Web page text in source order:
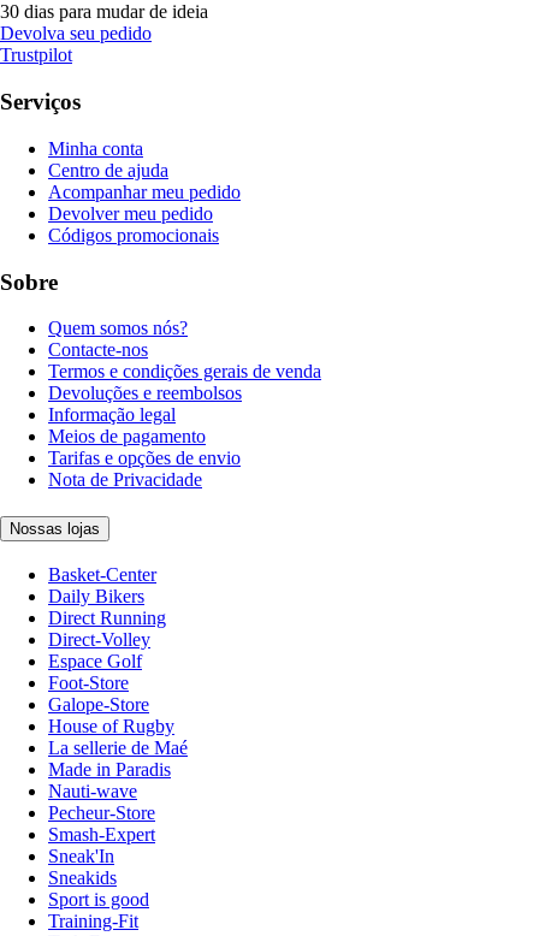
30 dias para mudar de ideia
Devolva seu pedido
Trustpilot
Serviços
Minha conta
Centro de ajuda
Acompanhar meu pedido
Devolver meu pedido
Códigos promocionais
Sobre
Quem somos nós?
Contacte-nos
Termos e condições gerais de venda
Devoluções e reembolsos
Informação legal
Meios de pagamento
Tarifas e opções de envio
Nota de Privacidade
Nossas lojas
Basket-Center
Daily Bikers
Direct Running
Direct-Volley
Espace Golf
Foot-Store
Galope-Store
House of Rugby
La sellerie de Maé
Made in Paradis
Nauti-wave
Pecheur-Store
Smash-Expert
Sneak'In
Sneakids
Sport is good
Training-Fit